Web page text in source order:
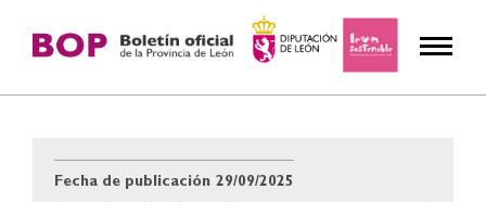
Fecha de publicación 29/09/2025